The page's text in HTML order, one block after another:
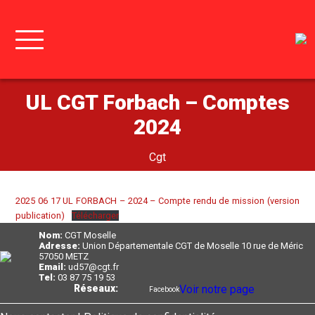
UL CGT Forbach – Comptes
2024
Cgt
2025 06 17 UL FORBACH – 2024 – Compte rendu de mission (version
publication)
Télécharger
Nom:CGT Moselle
Adresse:Union Départementale CGT de Moselle 10 rue de Méric
57050 METZ
Email:ud57@cgt.fr
Tel:03 87 75 19 53
Réseaux: FacebookVoir notre page